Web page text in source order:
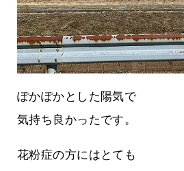
ぽかぽかとした陽気で
気持ち良かったです。
花粉症の方にはとても